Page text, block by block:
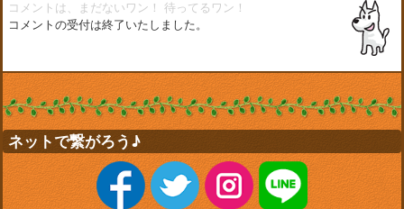
コメントは、まだないワン！待ってるワン！
コメントの受付は終了いたしました。
ネットで繋がろう♪